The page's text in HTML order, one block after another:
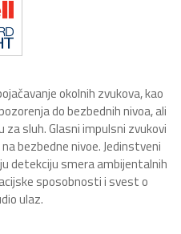
okolnih zvukova, kao
do bezbednih nivoa, ali
sluh. Glasni impulsni zvukovi
bezbedne nivoe. Jedinstveni
detekciju smera ambijentalnih
sposobnosti i svest o
ulaz.